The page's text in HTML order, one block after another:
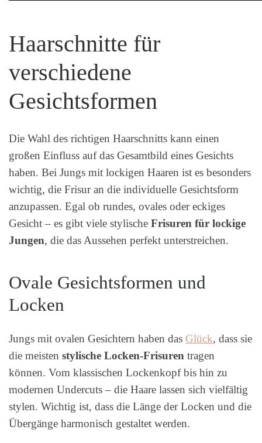
Haarschnitte für
verschiedene
Gesichtsformen
Die Wahl des richtigen Haarschnitts kann einen
großen Einfluss auf das Gesamtbild eines Gesichts
haben. Bei Jungs mit lockigen Haaren ist es besonders
wichtig, die Frisur an die individuelle Gesichtsform
anzupassen. Egal ob rundes, ovales oder eckiges
Gesicht – es gibt viele stylische Frisuren für lockige
Jungen, die das Aussehen perfekt unterstreichen.
Ovale Gesichtsformen und
Locken
Jungs mit ovalen Gesichtern haben das Glück, dass sie
die meisten stylische Locken-Frisuren tragen
können. Vom klassischen Lockenkopf bis hin zu
modernen Undercuts – die Haare lassen sich vielfältig
stylen. Wichtig ist, dass die Länge der Locken und die
Übergänge harmonisch gestaltet werden.